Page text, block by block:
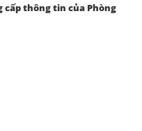
cấp thông tin của Phòng